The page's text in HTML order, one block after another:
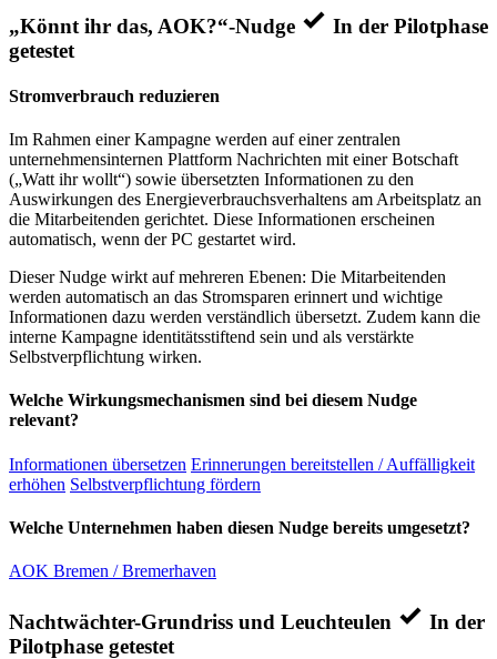
„Könnt ihr das, AOK?“-Nudge
In der Pilotphase
getestet
Stromverbrauch reduzieren
Im Rahmen einer Kampagne werden auf einer zentralen
unternehmensinternen Plattform Nachrichten mit einer Botschaft
(„Watt ihr wollt“) sowie übersetzten Informationen zu den
Auswirkungen des Energieverbrauchsverhaltens am Arbeitsplatz an
die Mitarbeitenden gerichtet. Diese Informationen erscheinen
automatisch, wenn der PC gestartet wird.
Dieser Nudge wirkt auf mehreren Ebenen: Die Mitarbeitenden
werden automatisch an das Stromsparen erinnert und wichtige
Informationen dazu werden verständlich übersetzt. Zudem kann die
interne Kampagne identitätsstiftend sein und als verstärkte
Selbstverpflichtung wirken.
Welche Wirkungsmechanismen sind bei diesem Nudge
relevant?
Informationen übersetzen Erinnerungen bereitstellen / Auffälligkeit
erhöhen Selbstverpflichtung fördern
Welche Unternehmen haben diesen Nudge bereits umgesetzt?
AOK Bremen / Bremerhaven
Nachtwächter-Grundriss und Leuchteulen
In der
Pilotphase getestet